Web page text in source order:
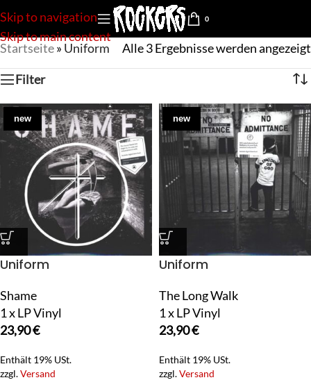
Skip to navigation
Skip to main content
0
Startseite» Uniform Alle 3 Ergebnisse werden angezeigt
Filter
new
Uniform
Shame
1 x LP Vinyl
23,90€
Enthält 19% USt.
zzgl.Versand
new
Uniform
The Long Walk
1 x LP Vinyl
23,90€
Enthält 19% USt.
zzgl.Versand